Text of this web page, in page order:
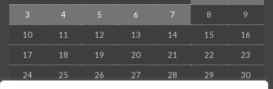
3 4 5 6 7 8 9
10 11 12 13 14 15 16
17 18 19 20 21 22 23
24 25 26 27 28 29 30